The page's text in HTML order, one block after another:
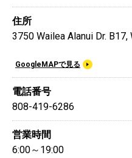
住所
3750 Wailea Alanui Dr.
GoogleMAPで見る
電話番号
808-419-6286
営業時間
6:00～19:00